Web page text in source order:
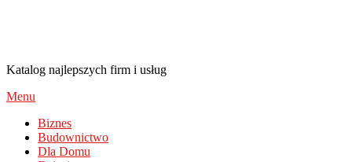
Katalog najlepszych firm i usług
Menu
Biznes
Budownictwo
Dla Domu